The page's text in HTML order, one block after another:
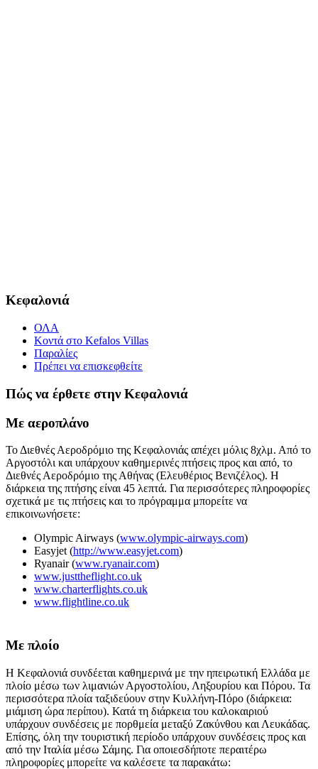
Κεφαλονιά
ΟΛΑ
Κοντά στο Kefalos Villas
Παραλίες
Πρέπει να επισκεφθείτε
Πώς να έρθετε στην Κεφαλονιά
Με αεροπλάνο
Το Διεθνές Αεροδρόμιο της Κεφαλονιάς απέχει μόλις 8χλμ. Από το
Αργοστόλι και υπάρχουν καθημερινές πτήσεις προς και από, το
Διεθνές Αεροδρόμιο της Αθήνας (Ελευθέριος Βενιζέλος). Η
διάρκεια της πτήσης είναι 45 λεπτά. Για περισσότερες πληροφορίες
σχετικά με τις πτήσεις και το πρόγραμμα μπορείτε να
επικοινωνήσετε:
Olympic Airways (www.olympic-airways.com)
Easyjet (http://www.easyjet.com)
Ryanair (www.ryanair.com)
www.justtheflight.co.uk
www.charterflights.co.uk
www.flightline.co.uk
Με πλοίο
Η Κεφαλονιά συνδέεται καθημερινά με την ηπειρωτική Ελλάδα με
πλοίο μέσω των λιμανιών Αργοστολίου, Ληξουρίου και Πόρου. Τα
περισσότερα πλοία ταξιδεύουν στην Κυλλήνη-Πόρο (διάρκεια:
μιάμιση ώρα περίπου). Κατά τη διάρκεια του καλοκαιριού
υπάρχουν συνδέσεις με πορθμεία μεταξύ Ζακύνθου και Λευκάδας.
Επίσης, όλη την τουριστική περίοδο υπάρχουν συνδέσεις προς και
από την Ιταλία μέσω Σάμης. Για οποιεσδήποτε περαιτέρω
πληροφορίες μπορείτε να καλέσετε τα παρακάτω: